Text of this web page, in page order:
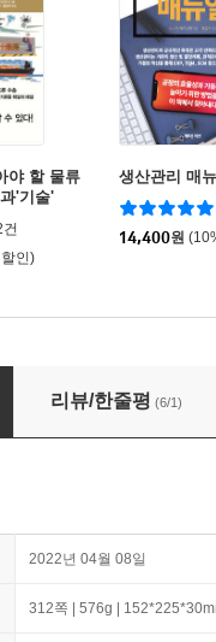
야 할 물류
'기술'
건
인)
생산관리 매
14,400원
산관리시스템의 ‘지식’
리뷰/한줄평 (6/1)
2022년 04월 08일
312쪽 | 576g |